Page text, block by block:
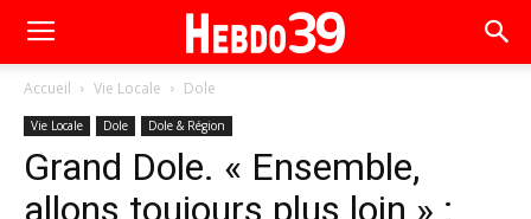
Accueil Vie Locale Dole
Vie Locale Dole Dole & Région
Grand Dole. « Ensemble,
allons toujours plus loin » :